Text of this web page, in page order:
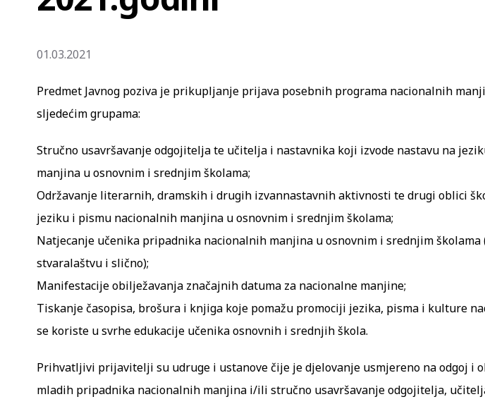
01.03.2021
Predmet Javnog poziva je prikupljanje prijava posebnih programa nacionalnih
sljedećim grupama:
Stručno usavršavanje odgojitelja te učitelja i nastavnika koji izvode nastavu na
manjina u osnovnim i srednjim školama;
Održavanje literarnih, dramskih i drugih izvannastavnih aktivnosti te drugi oblici
jeziku i pismu nacionalnih manjina u osnovnim i srednjim školama;
Natjecanje učenika pripadnika nacionalnih manjina u osnovnim i srednjim školama
stvaralaštvu i slično);
Manifestacije obilježavanja značajnih datuma za nacionalne manjine;
Tiskanje časopisa, brošura i knjiga koje pomažu promociji jezika, pisma i kulture
se koriste u svrhe edukacije učenika osnovnih i srednjih škola.
Prihvatljivi prijavitelji su udruge i ustanove čije je djelovanje usmjereno na odgoj i
mladih pripadnika nacionalnih manjina i/ili stručno usavršavanje odgojitelja,